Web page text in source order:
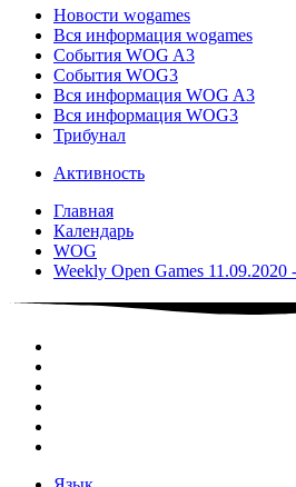
Новости wogames
Вся информация wogames
События WOG A3
События WOG3
Вся информация WOG A3
Вся информация WOG3
Трибунал
Активность
Главная
Календарь
WOG
Weekly Open Games 11.09.2020